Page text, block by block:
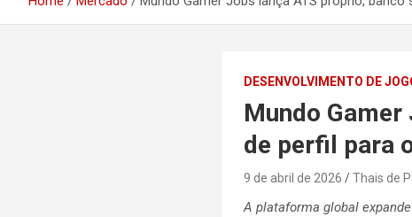
DESENVOLVIMENTO DE
Mundo
de perfil para
9 de abril de 2026 Thais de
A plataforma global